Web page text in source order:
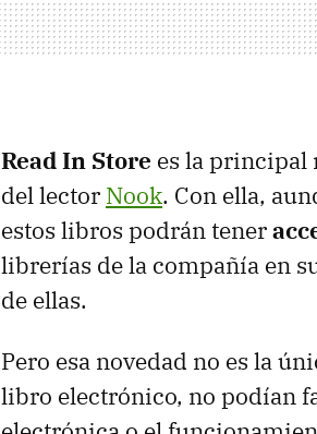
Read In Store es la principal
del lector Nook. Con ella,
estos libros podrán tener
librerías de la compañía en
de ellas.
Pero esa novedad no es la
libro electrónico, no podían